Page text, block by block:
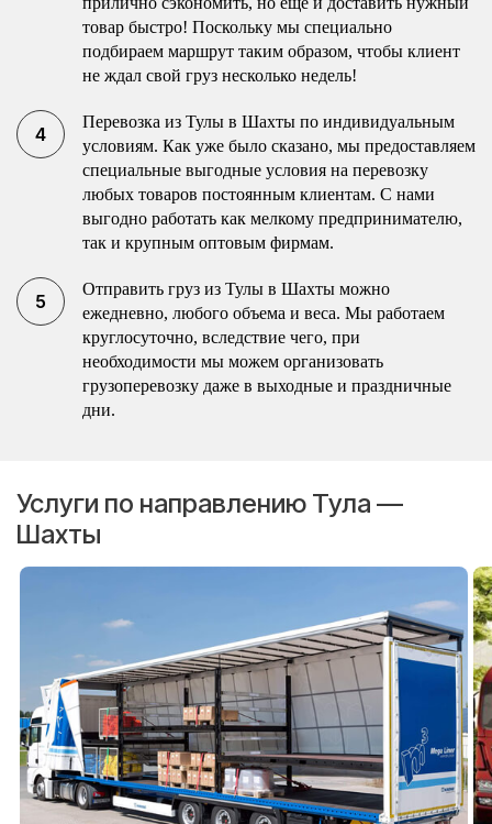
товар быстро! Поскольку мы специально
подбираем маршрут таким образом, чтобы клиент
не ждал свой груз несколько недель!
Перевозка из Тулы в Шахты по индивидуальным
условиям. Как уже было сказано, мы предоставляем
специальные выгодные условия на перевозку
любых товаров постоянным клиентам. С нами
выгодно работать как мелкому предпринимателю,
так и крупным оптовым фирмам.
Отправить груз из Тулы в Шахты можно
ежедневно, любого объема и веса. Мы работаем
круглосуточно, вследствие чего, при
необходимости мы можем организовать
грузоперевозку даже в выходные и праздничные
дни.
Услуги по направлению Тула —
Шахты